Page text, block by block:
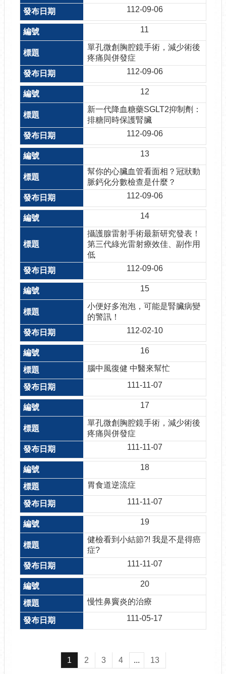
112-09-06
11
單孔微創胸腔鏡手術，減少術後
疼痛與併發症
112-09-06
12
新一代降血糖藥SGLT2抑制劑：
排糖同時保護腎臟
112-09-06
13
幫你的心臟血管看面相？冠狀動
脈鈣化分數檢查是什麼？
112-09-06
14
攝護腺雷射手術最新研究發表！
第三代綠光雷射療效佳、副作用
低
112-09-06
15
小便好多泡泡，可能是腎臟病變
的警訊！
112-02-10
16
腦中風復健 中醫來幫忙
111-11-07
17
單孔微創胸腔鏡手術，減少術後
疼痛與併發症
111-11-07
18
胃食道逆流症
111-11-07
19
健檢看到小結節?! 我是不是得癌
症?
111-11-07
20
慢性鼻竇炎的治療
111-05-17
1 2 3 4 ... 13